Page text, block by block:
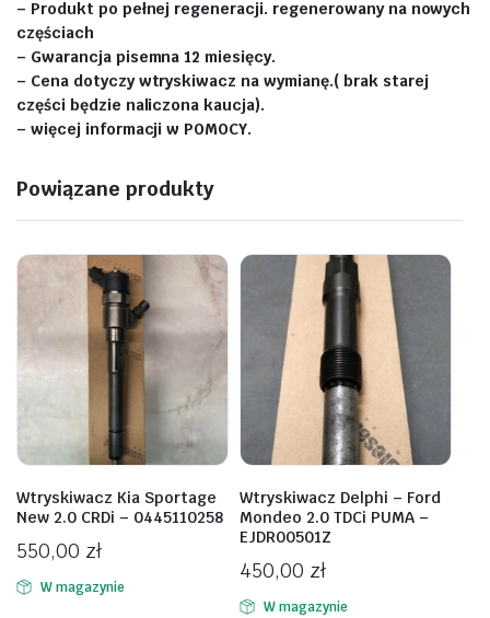
– Produkt po pełnej regeneracji. regenerowany na nowych
częściach
– Gwarancja pisemna 12 miesięcy.
– Cena dotyczy wtryskiwacz na wymianę.( brak starej
części będzie naliczona kaucja).
– więcej informacji w POMOCY.
Powiązane produkty
Wtryskiwacz Kia Sportage
New 2.0 CRDi – 0445110258
550,00 zł
W magazynie
Wtryskiwacz Delphi – Ford
Mondeo 2.0 TDCi PUMA –
EJDR00501Z
450,00 zł
W magazynie